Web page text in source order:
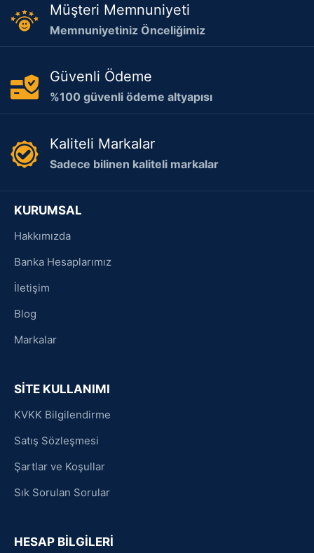
Müşteri Memnuniyeti
Memnuniyetiniz Önceliğimiz
Güvenli Ödeme
%100 güvenli ödeme altyapısı
Kaliteli Markalar
Sadece bilinen kaliteli markalar
KURUMSAL
Hakkımızda
Banka Hesaplarımız
İletişim
Blog
Markalar
SİTE KULLANIMI
KVKK Bilgilendirme
Satış Sözleşmesi
Şartlar ve Koşullar
Sık Sorulan Sorular
HESAP BİLGİLERİ